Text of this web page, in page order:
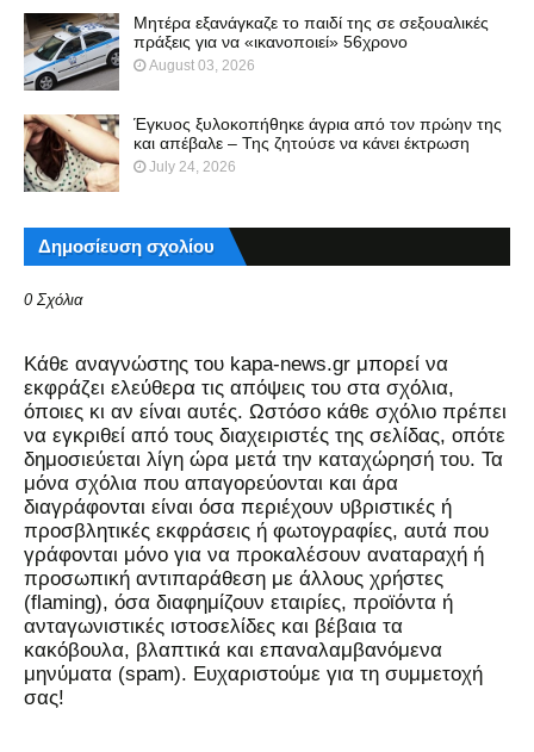
Μητέρα εξανάγκαζε το παιδί της σε σεξουαλικές
πράξεις για να «ικανοποιεί» 56χρονο
August 03, 2026
Έγκυος ξυλοκοπήθηκε άγρια από τον πρώην της
και απέβαλε – Της ζητούσε να κάνει έκτρωση
July 24, 2026
Δημοσίευση σχολίου
0 Σχόλια
Kάθε αναγνώστης του kapa-news.gr μπορεί να
εκφράζει ελεύθερα τις απόψεις του στα σχόλια,
όποιες κι αν είναι αυτές. Ωστόσο κάθε σχόλιο πρέπει
να εγκριθεί από τους διαχειριστές της σελίδας, οπότε
δημοσιεύεται λίγη ώρα μετά την καταχώρησή του. Τα
μόνα σχόλια που απαγορεύονται και άρα
διαγράφονται είναι όσα περιέχουν υβριστικές ή
προσβλητικές εκφράσεις ή φωτογραφίες, αυτά που
γράφονται μόνο για να προκαλέσουν αναταραχή ή
προσωπική αντιπαράθεση με άλλους χρήστες
(flaming), όσα διαφημίζουν εταιρίες, προϊόντα ή
ανταγωνιστικές ιστοσελίδες και βέβαια τα
κακόβουλα, βλαπτικά και επαναλαμβανόμενα
μηνύματα (spam). Ευχαριστούμε για τη συμμετοχή
σας!